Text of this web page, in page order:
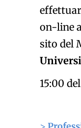
on-line
sito del
15:00 del